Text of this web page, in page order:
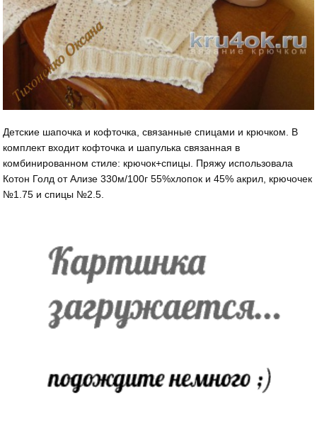
Детские шапочка и кофточка, связанные спицами и крючком. В
комплект входит кофточка и шапулька связанная в
комбинированном стиле: крючок+спицы. Пряжу использовала
Котон Голд от Ализе 330м/100г 55%хлопок и 45% акрил, крючочек
№1.75 и спицы №2.5.